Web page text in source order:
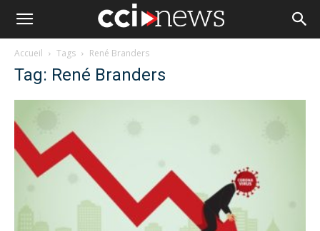
Accueil Tags René Branders
Tag: René Branders